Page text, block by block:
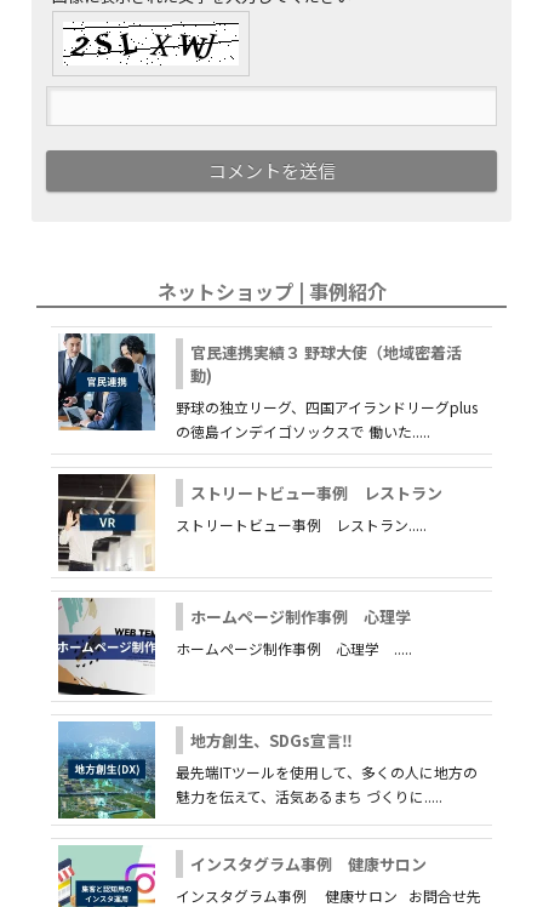
ネットショップ | 事例紹介
官民連携実績３ 野球大使（地域密着活
動)
野球の独立リーグ、四国アイランドリーグplus
の徳島インデイゴソックスで 働いた.....
ストリートビュー事例 レストラン
ストリートビュー事例 レストラン.....
ホームページ制作事例 心理学
ホームページ制作事例 心理学 .....
地方創生、SDGs宣言‼️
最先端ITツールを使用して、多くの人に地方の
魅力を伝えて、活気あるまち づくりに.....
インスタグラム事例 健康サロン
インスタグラム事例 健康サロン お問合せ先